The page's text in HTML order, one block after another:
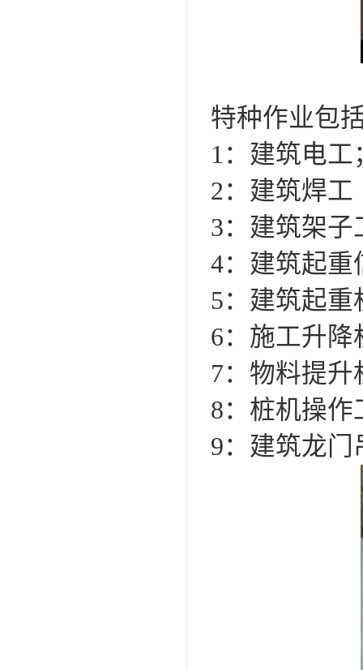
特种作业包
1：建筑电工
2：建筑焊工
3：建筑架子
4：建筑起重
5：建筑起
6：施工升
7：物料提升
8：桩机操作
9：建筑龙门